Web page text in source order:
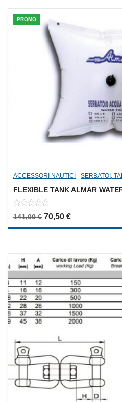
PROMO
ACCESSORI NAUTICI - SERBATOI,
FLEXIBLE TANK ALMAR
out
of
141,00€ Il prezzo originale
70,50 €Il prezzo